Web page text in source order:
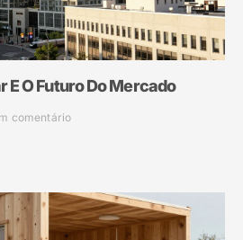
O Futuro Do Mercado
comentário